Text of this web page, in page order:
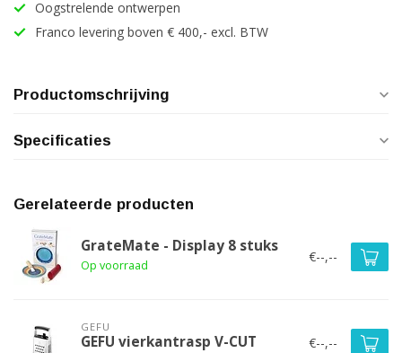
Oogstrelende ontwerpen
Franco levering boven € 400,- excl. BTW
Productomschrijving
Specificaties
Gerelateerde producten
GrateMate - Display 8 stuks
Op voorraad
€--,--
GEFU
GEFU vierkantrasp V-CUT €--,--